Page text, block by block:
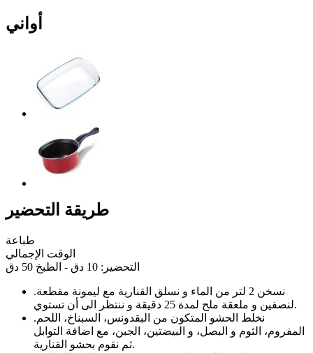
أواني
طريقة التحضير
طباعة
الوقت الإجمالي
التحضير: 10 دق - الطبخ 50 دق
.نسخن 2 لتر من الماء و نسلق القنارية مع ليمونة مقطعة
لنصفين و ملعقة ملح لمدة 25 دقيقة و ننتظر الى أن تستوي.
.نخلط الحشو المتكون من البقدونس، السبناخ، اللحم
المفروم، الثوم و البصل، و البيضتين، الجبن، مع اضافة التوابل
ثم نقوم بحشو القنارية.